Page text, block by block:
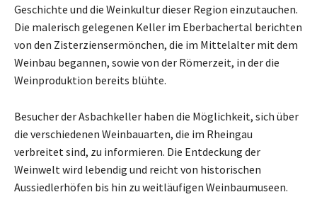
Geschichte und die Weinkultur dieser Region einzutauchen.
Die malerisch gelegenen Keller im Eberbachertal berichten
von den Zisterziensermönchen, die im Mittelalter mit dem
Weinbau begannen, sowie von der Römerzeit, in der die
Weinproduktion bereits blühte.
Besucher der Asbachkeller haben die Möglichkeit, sich über
die verschiedenen Weinbauarten, die im Rheingau
verbreitet sind, zu informieren. Die Entdeckung der
Weinwelt wird lebendig und reicht von historischen
Aussiedlerhöfen bis hin zu weitläufigen Weinbaumuseen.